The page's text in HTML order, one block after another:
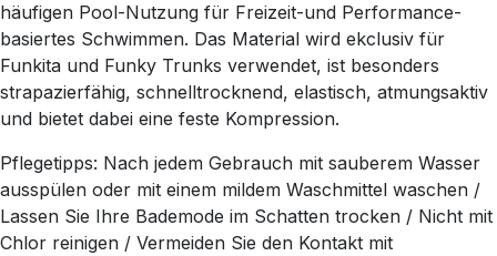
häufigen Pool-Nutzung für Freizeit-und Performance-
basiertes Schwimmen. Das Material wird ekclusiv für
Funkita und Funky Trunks verwendet, ist besonders
strapazierfähig, schnelltrocknend, elastisch, atmungsaktiv
und bietet dabei eine feste Kompression.
Pflegetipps: Nach jedem Gebrauch mit sauberem Wasser
ausspülen oder mit einem mildem Waschmittel waschen /
Lassen Sie Ihre Bademode im Schatten trocken / Nicht mit
Chlor reinigen / Vermeiden Sie den Kontakt mit